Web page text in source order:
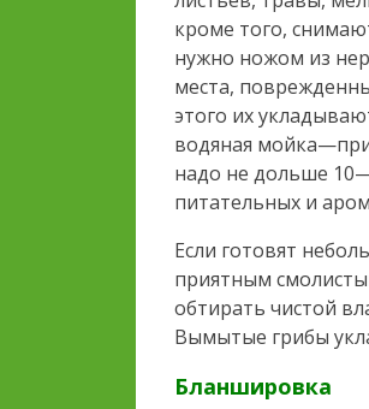
кроме того,
нужно ножом из
места,
этого их
водяная
надо не дольше
питательных и
Если готовят
приятным
обтирать чистой
Вымытые грибы
Бланшировка